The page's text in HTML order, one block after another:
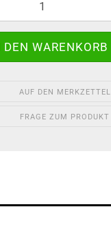
AUF DEN MERKZETTEL
FRAGE ZUM PRODUKT